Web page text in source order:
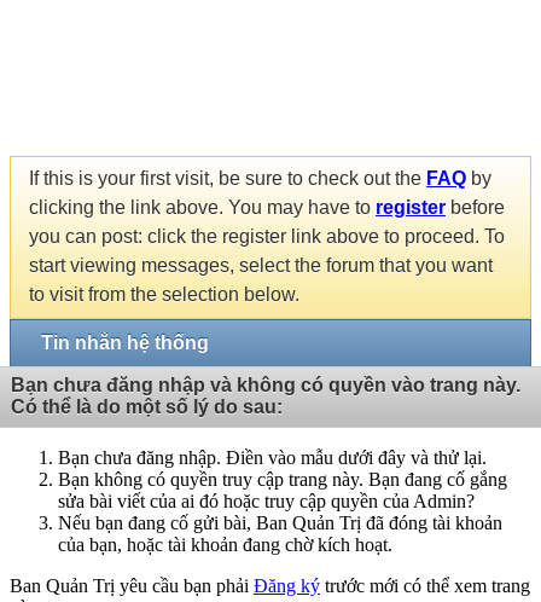
If this is your first visit, be sure to check out the FAQ by
clicking the link above. You may have to register before
you can post: click the register link above to proceed. To
start viewing messages, select the forum that you want
to visit from the selection below.
Tin nhắn hệ thống
Bạn chưa đăng nhập và không có quyền vào trang này.
Có thể là do một số lý do sau:
Bạn chưa đăng nhập. Điền vào mẫu dưới đây và thử lại.
Bạn không có quyền truy cập trang này. Bạn đang cố gắng
sửa bài viết của ai đó hoặc truy cập quyền của Admin?
Nếu bạn đang cố gửi bài, Ban Quản Trị đã đóng tài khoản
của bạn, hoặc tài khoản đang chờ kích hoạt.
Ban Quản Trị yêu cầu bạn phải Đăng ký trước mới có thể xem trang